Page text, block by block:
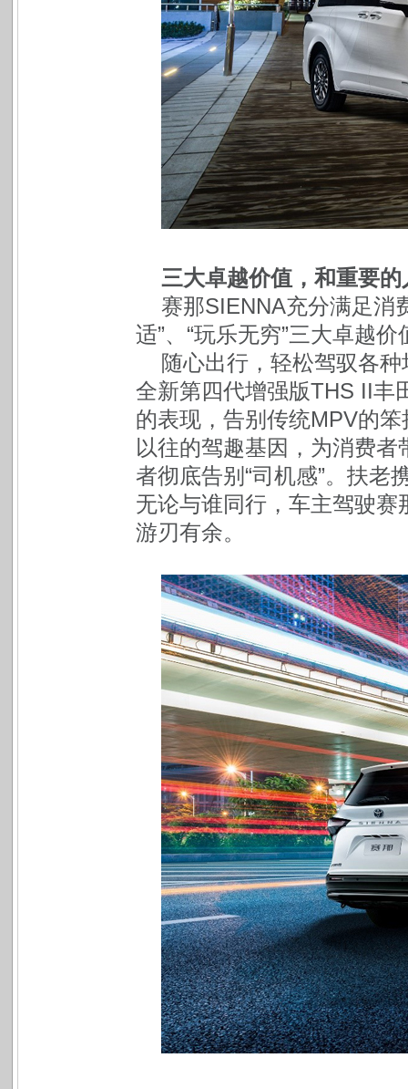
三大卓越价值，和重要
赛那SIENNA充分满足消
适”、“玩乐无穷”三大卓越价
随心出行，轻松驾驭各
全新第四代增强版THS II丰
的表现，告别传统MPV的
以往的驾趣基因，为消费
者彻底告别“司机感”。扶
无论与谁同行，车主驾驶
游刃有余。